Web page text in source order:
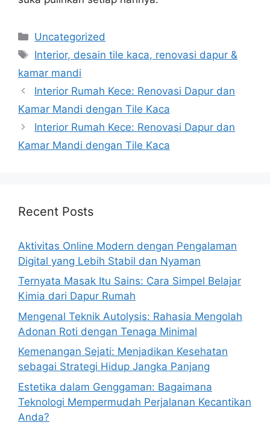
Categories
Uncategorized
Tags
Interior, desain tile kaca, renovasi dapur &
kamar mandi
Interior Rumah Kece: Renovasi Dapur dan
Kamar Mandi dengan Tile Kaca
Interior Rumah Kece: Renovasi Dapur dan
Kamar Mandi dengan Tile Kaca
Recent Posts
Aktivitas Online Modern dengan Pengalaman
Digital yang Lebih Stabil dan Nyaman
Ternyata Masak Itu Sains: Cara Simpel Belajar
Kimia dari Dapur Rumah
Mengenal Teknik Autolysis: Rahasia Mengolah
Adonan Roti dengan Tenaga Minimal
Kemenangan Sejati: Menjadikan Kesehatan
sebagai Strategi Hidup Jangka Panjang
Estetika dalam Genggaman: Bagaimana
Teknologi Mempermudah Perjalanan Kecantikan
Anda?